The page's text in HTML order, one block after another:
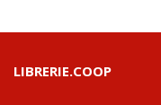
LIBRERIE.COOP